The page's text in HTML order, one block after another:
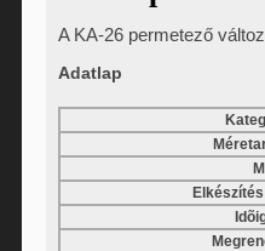
A KA-26 permetező
Adatlap